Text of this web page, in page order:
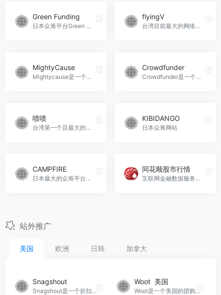
Green Funding
日本众筹平台Green Funding
flyingV
台湾目前最大的网络集资平台
MightyCause
Mightycause是一个易于使用的众筹平台，主要面向普通人和非营利组织，帮助他们实现筹款目标。
Crowdfunder
Crowdfunder是一个股权众筹平台，旨在帮助初创公司通过与合格投资者建立联系来筹集资金。
啧啧
台湾第一个且最大的众筹平台
KIBIDANGO
日本众筹网站
CAMPFIRE
日本最大的众筹平台之一
同花顺股市行情
互联网金融数据服务商提供精准的数据分析与市场洞察，助力企业决策与风险管理。
站外推广
美国 欧洲 日韩 加拿大
Snagshout
Snagshout是一个折扣网站，该网站的slogan为“Snag Deals, Write Views”，以折扣产品来换取消费者的真实评价。
Woot 美国
Woot是一个美国的团购网站。